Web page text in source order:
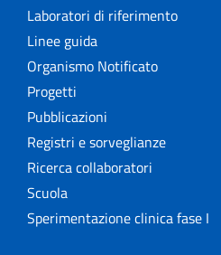
Laboratori di riferimento
Linee guida
Organismo Notificato
Progetti
Pubblicazioni
Registri e sorveglianze
Ricerca collaboratori
Scuola
Sperimentazione clinica fase I